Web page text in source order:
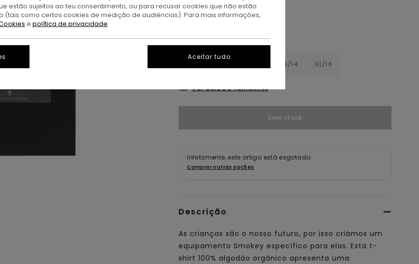
L/14 XL/16
Ver Guia De Tamanhos
Sem stock
Infelizmente, este artigo está esgotado.
Comprar outras opções
Descrição
As crianças são o nosso futuro, por isso criámos um
equipamento Smokey específico para elas. Esta t-
shirt 100% algodão orgânico apresenta uma
estão sujeitos ao teu consentimento, ou para recusar cookies que não estão
(tais como certos cookies de medição de audiências). Para mais informações,
e política de privacidade
Aceitar tudo